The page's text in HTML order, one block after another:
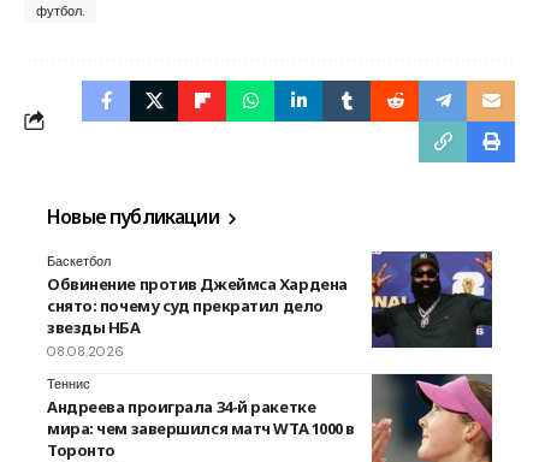
футбол.
Новые публикации
Баскетбол
Обвинение против Джеймса Хардена
снято: почему суд прекратил дело
звезды НБА
08.08.2026
Теннис
Андреева проиграла 34-й ракетке
мира: чем завершился матч WTA 1000 в
Торонто